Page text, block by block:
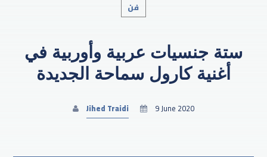
Search in the website:
فن
ستة جنسيات عربية وأوربية في
أغنية كارول سماحة الجديدة
Jihed Traidi 9 June 2020